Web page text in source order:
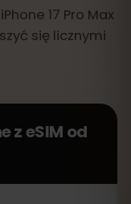
17 Pro Max
się licznymi
z eSIM od